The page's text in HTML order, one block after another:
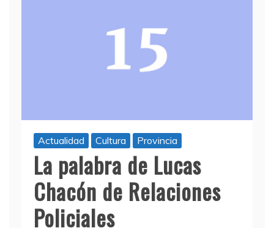
Actualidad Cultura Provincia
La palabra de Lucas
Chacón de Relaciones
Policiales